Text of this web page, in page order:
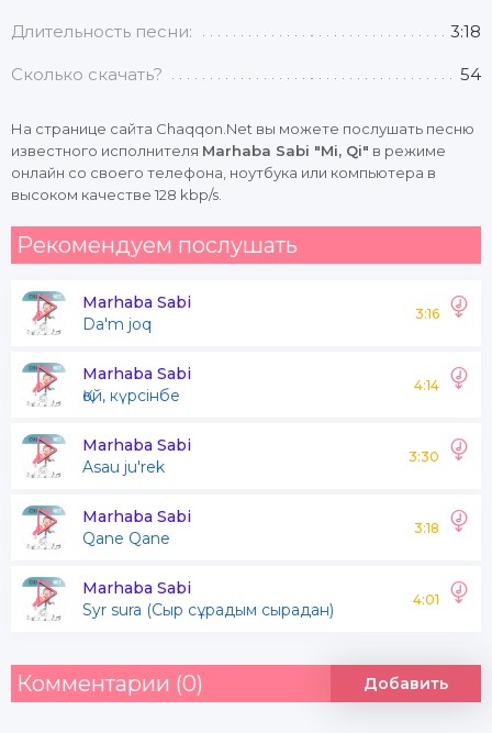
Длительность песни: 3:18
Сколько скачать? 54
На странице сайта Chaqqon.Net вы можете послушать песню
известного исполнителя Marhaba Sabi "Mi, Qi" в режиме
онлайн со своего телефона, ноутбука или компьютера в
высоком качестве 128 kbp/s.
Рекомендуем послушать
Marhaba Sabi
Da'm joq
3:16
Marhaba Sabi
Қой, күрсінбе
4:14
Marhaba Sabi
Asau ju'rek
3:30
Marhaba Sabi
Qane Qane
3:18
Marhaba Sabi
Syr sura (Сыр сұрадым сырадан)
4:01
Комментарии (0) Добавить